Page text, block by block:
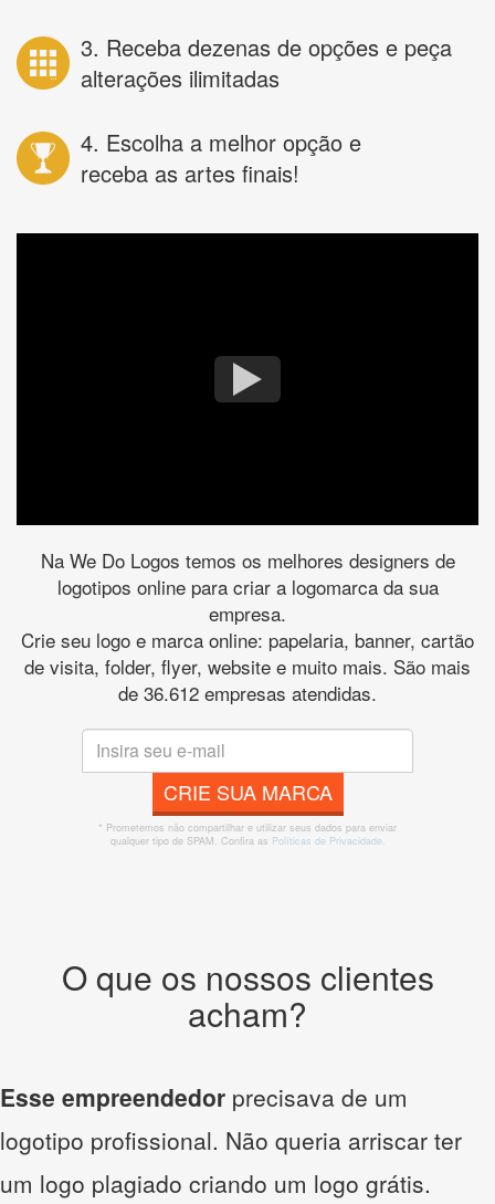
3. Receba dezenas de opções e peça
alterações ilimitadas
4. Escolha a melhor opção e
receba as artes finais!
Na We Do Logos temos os melhores designers de
logotipos online para criar a logomarca da sua
empresa.
Crie seu logo e marca online: papelaria, banner, cartão
de visita, folder, flyer, website e muito mais. São mais
de 36.612 empresas atendidas.
CRIE SUA MARCA
* Prometemos não compartilhar e utilizar seus dados para enviar
qualquer tipo de SPAM. Confira as Políticas de Privacidade.
O que os nossos clientes
acham?
Esse empreendedor precisava de um
logotipo profissional. Não queria arriscar ter
um logo plagiado criando um logo grátis.